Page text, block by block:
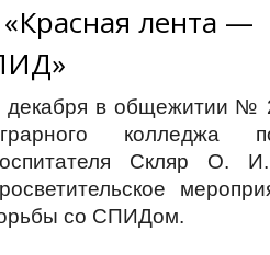
лента —
декабря в общежитии №
колледжа
Скляр О.
со СПИДом.